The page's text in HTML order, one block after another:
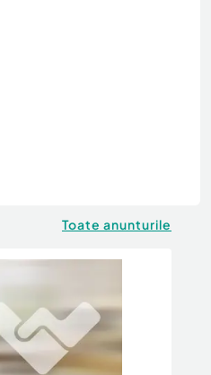
Toate anunturile